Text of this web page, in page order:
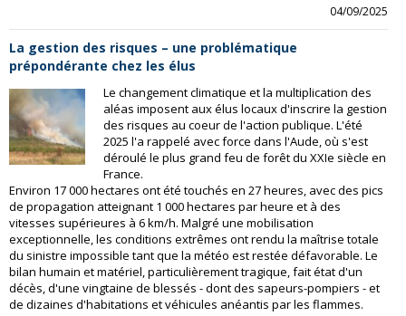
04/09/2025
La gestion des risques – une problématique
prépondérante chez les élus
Le changement climatique et la multiplication des
aléas imposent aux élus locaux d'inscrire la gestion
des risques au coeur de l'action publique. L'été
2025 l'a rappelé avec force dans l'Aude, où s'est
déroulé le plus grand feu de forêt du XXIe siècle en
France.
Environ 17 000 hectares ont été touchés en 27 heures, avec des pics
de propagation atteignant 1 000 hectares par heure et à des
vitesses supérieures à 6 km/h. Malgré une mobilisation
exceptionnelle, les conditions extrêmes ont rendu la maîtrise totale
du sinistre impossible tant que la météo est restée défavorable. Le
bilan humain et matériel, particulièrement tragique, fait état d'un
décès, d'une vingtaine de blessés - dont des sapeurs-pompiers - et
de dizaines d'habitations et véhicules anéantis par les flammes.